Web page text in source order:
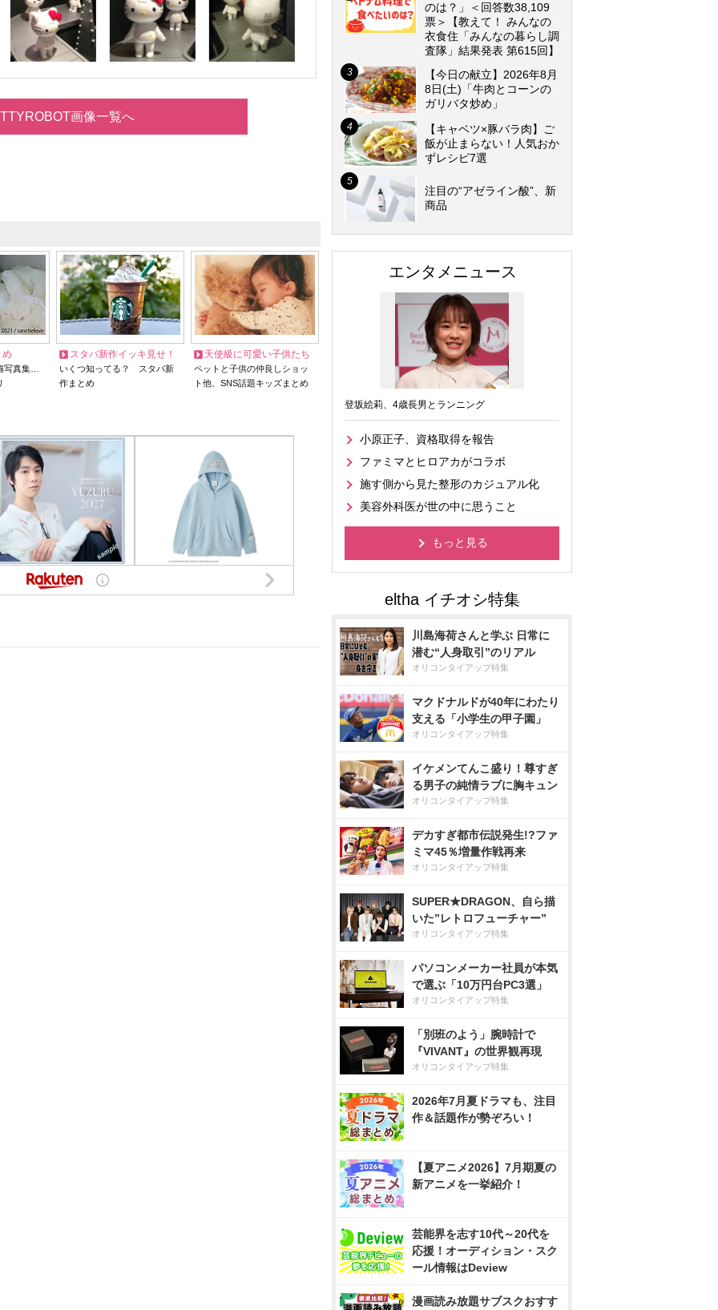
画像一覧へ
め
写真集…
スタバ新作イッキ見せ！
いくつ知ってる？ スタバ新
作まとめ
天使級に可愛い子供たち
ペットと子供の仲良しショッ
ト他、SNS話題キッズまとめ
のは？」＜回答数38,109
票＞【教えて！ みんなの
衣食住「みんなの暮らし調
査隊」結果発表 第615回】
【今日の献立】2026年8月
8日(土)「牛肉とコーンの
ガリバタ炒め」
【キャベツ×豚バラ肉】ご
飯が止まらない！人気おか
ずレシピ7選
注目の“アゼライン酸”、新
商品
エンタメニュース
登坂絵莉、4歳長男とランニング
小原正子、資格取得を報告
ファミマとヒロアカがコラボ
施す側から見た整形のカジュアル化
美容外科医が世の中に思うこと
もっと見る
川島海荷さんと学ぶ 日常に
潜む“人身取引”のリアル
オリコンタイアップ特集
マクドナルドが40年にわたり
支える「小学生の甲子園」
オリコンタイアップ特集
イケメンてんこ盛り！尊すぎ
る男子の純情ラブに胸キュン
オリコンタイアップ特集
デカすぎ都市伝説発生!?ファ
ミマ45％増量作戦再来
オリコンタイアップ特集
SUPER★DRAGON、自ら描
いた”レトロフューチャー”
オリコンタイアップ特集
パソコンメーカー社員が本気
で選ぶ「10万円台PC3選」
オリコンタイアップ特集
「別班のよう」腕時計で
『VIVANT』の世界観再現
オリコンタイアップ特集
2026年7月夏ドラマも、注目
作＆話題作が勢ぞろい！
【夏アニメ2026】7月期夏の
新アニメを一挙紹介！
芸能界を志す10代～20代を
応援！オーディション・スク
ール情報はDeview
漫画読み放題サブスクおすす